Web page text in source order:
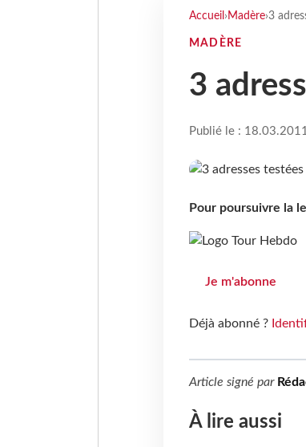
Accueil › Madère›3
MADÈRE
3
Publié le :
Pour poursuivre la
Je m'abonne
Déjà abonné ?
Article signé par
À lire aussi